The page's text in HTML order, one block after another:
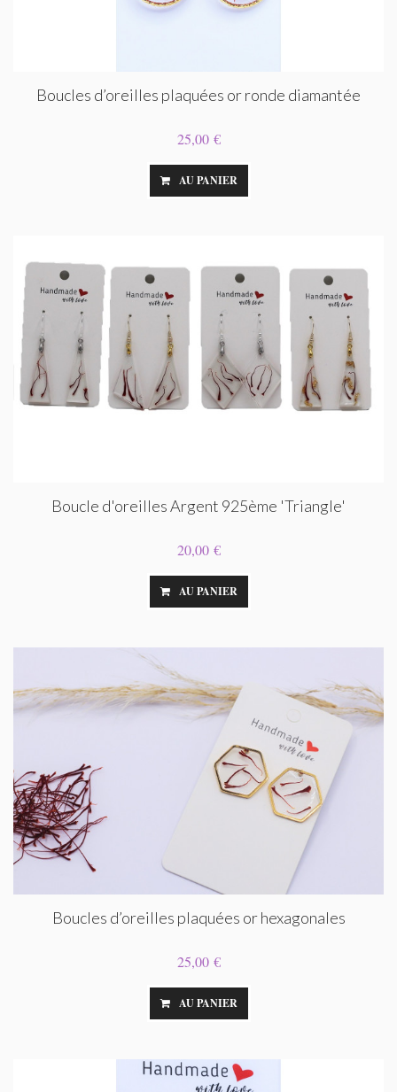
Boucles d’oreilles plaquées or ronde diamantée
25,00 €
AU PANIER
Boucle d'oreilles Argent 925ème 'Triangle'
20,00 €
AU PANIER
Boucles d’oreilles plaquées or hexagonales
25,00 €
AU PANIER